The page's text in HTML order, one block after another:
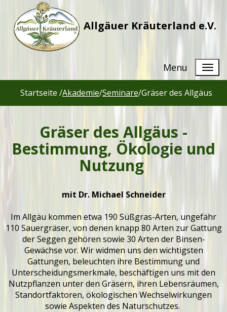
Allgäuer Kräuterland e.V.
Menu
Startseite /Akademie/Seminare/Gräser des Allgäus
Gräser des Allgäus -
Bestimmung, Ökologie und
Nutzung
mit Dr. Michael Schneider
Im Allgäu kommen etwa 190 Süßgras-Arten, ungefähr
110 Sauergräser, von denen knapp 80 Arten zur Gattung
der Seggen gehören sowie 30 Arten der Binsen-
Gewächse vor. Wir widmen uns den wichtigsten
Gattungen, beleuchten ihre Bestimmung und
Unterscheidungsmerkmale, beschäftigen uns mit den
Nutzpflanzen unter den Gräsern, ihren Lebensräumen,
Standortfaktoren, ökologischen Wechselwirkungen
sowie Aspekten des Naturschutzes.